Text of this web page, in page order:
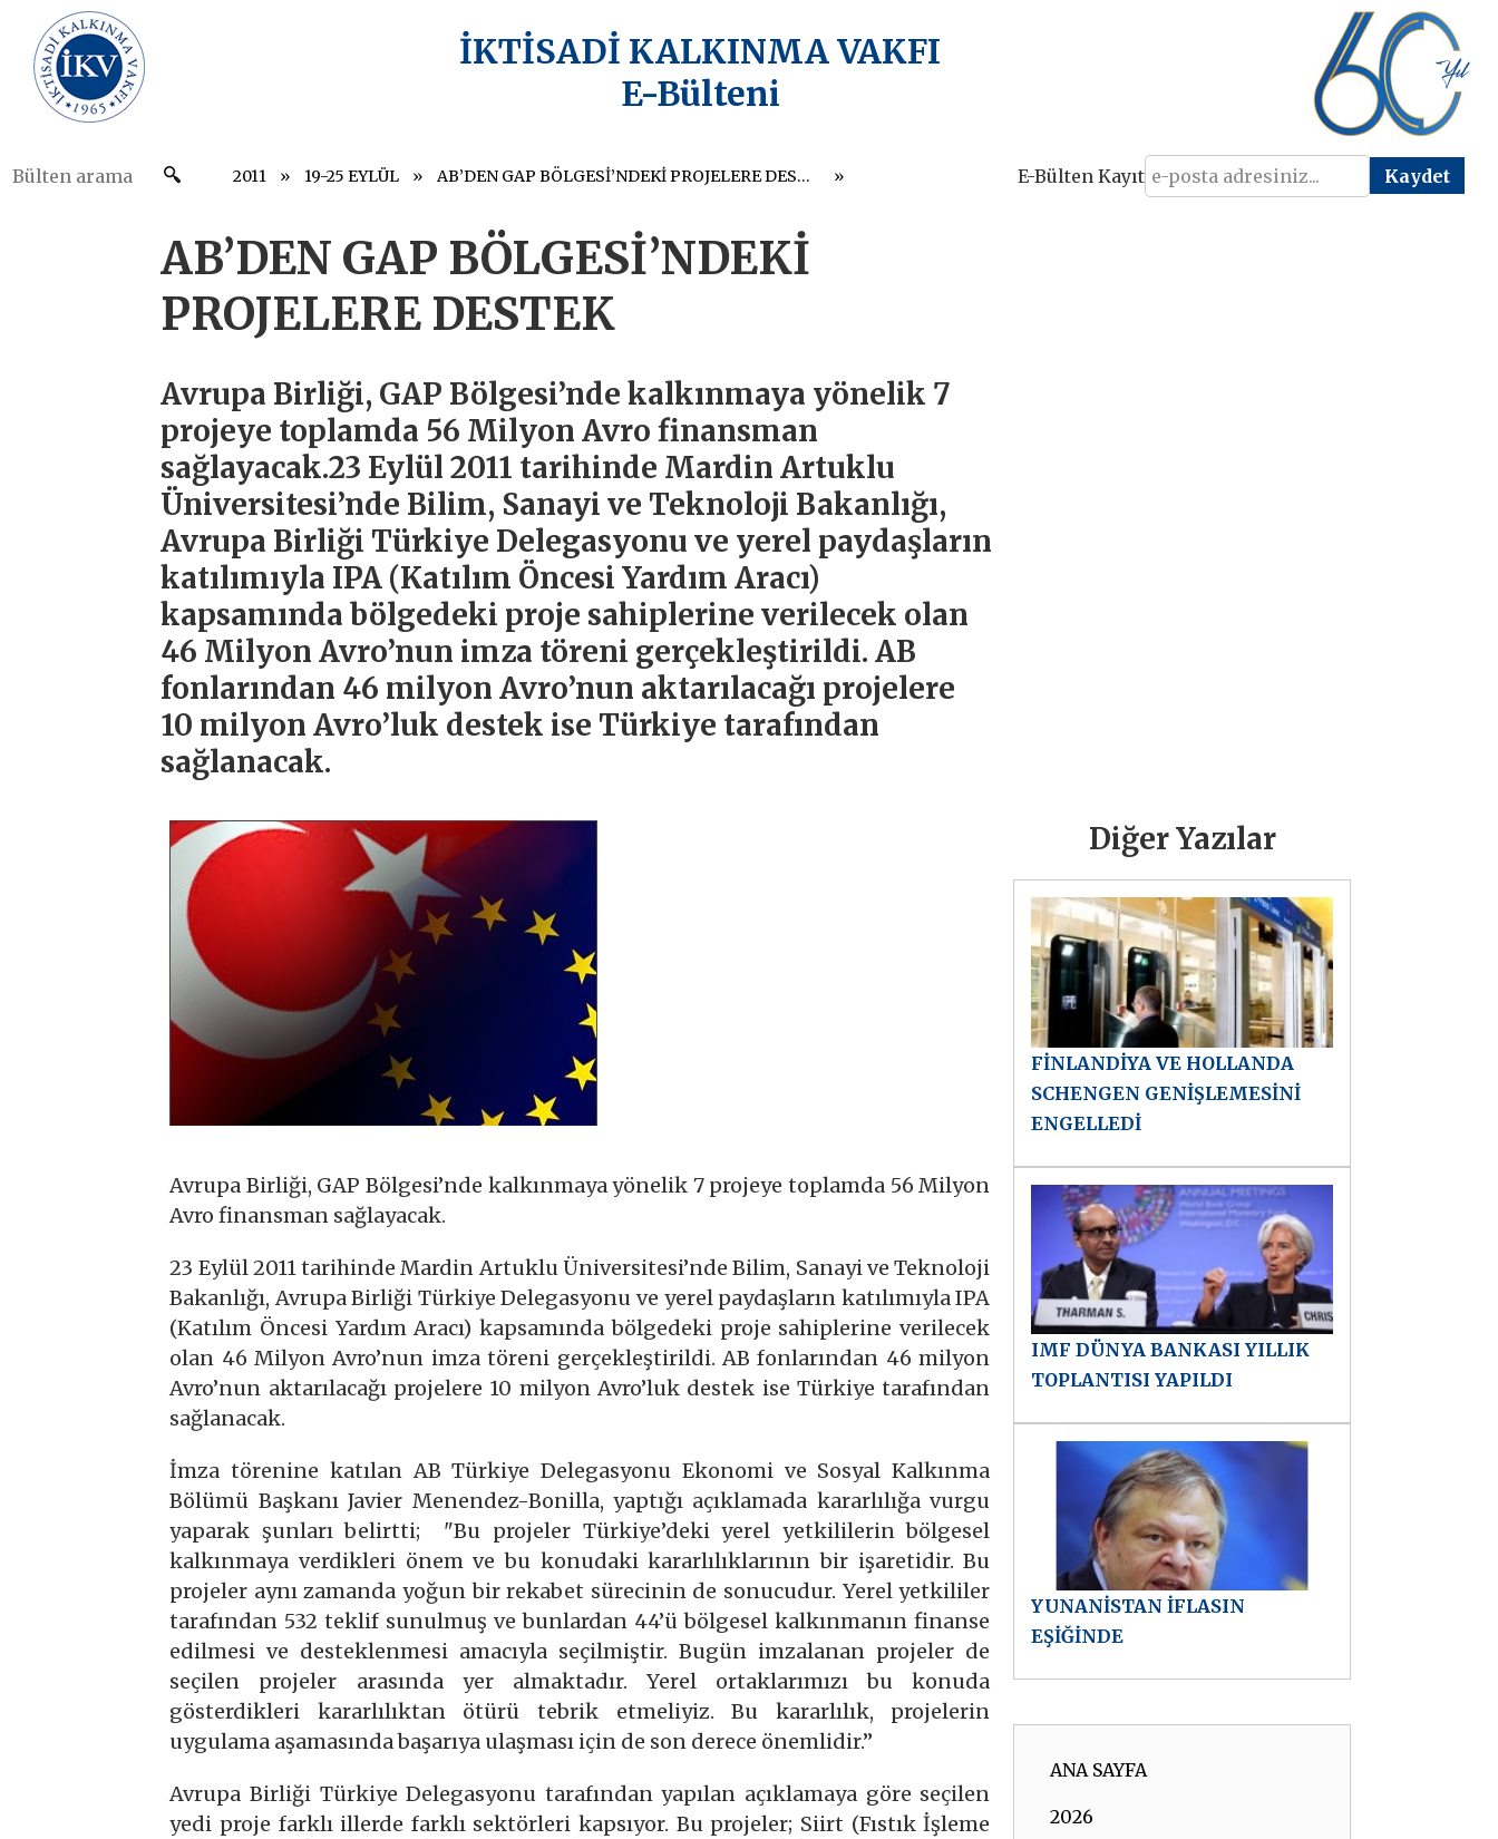
İKTİSADİ KALKINMA VAKFI
E-Bülteni
2011 19-25 EYLÜL AB’DEN GAP BÖLGESİ’NDEKİ PROJELERE DESTEK E-Bülten Kayıt
AB’DEN GAP BÖLGESİ’NDEKİ
PROJELERE DESTEK
Avrupa Birliği, GAP Bölgesi’nde kalkınmaya yönelik 7
projeye toplamda 56 Milyon Avro finansman
sağlayacak.23 Eylül 2011 tarihinde Mardin Artuklu
Üniversitesi’nde Bilim, Sanayi ve Teknoloji Bakanlığı,
Avrupa Birliği Türkiye Delegasyonu ve yerel paydaşların
katılımıyla IPA (Katılım Öncesi Yardım Aracı)
kapsamında bölgedeki proje sahiplerine verilecek olan
46 Milyon Avro’nun imza töreni gerçekleştirildi. AB
fonlarından 46 milyon Avro’nun aktarılacağı projelere
10 milyon Avro’luk destek ise Türkiye tarafından
sağlanacak.
Avrupa Birliği, GAP Bölgesi’nde kalkınmaya yönelik 7 projeye toplamda 56 Milyon
Avro finansman sağlayacak.
23 Eylül 2011 tarihinde Mardin Artuklu Üniversitesi’nde Bilim, Sanayi ve Teknoloji
Bakanlığı, Avrupa Birliği Türkiye Delegasyonu ve yerel paydaşların katılımıyla IPA
(Katılım Öncesi Yardım Aracı) kapsamında bölgedeki proje sahiplerine verilecek
olan 46 Milyon Avro’nun imza töreni gerçekleştirildi. AB fonlarından 46 milyon
Avro’nun aktarılacağı projelere 10 milyon Avro’luk destek ise Türkiye tarafından
sağlanacak.
İmza törenine katılan AB Türkiye Delegasyonu Ekonomi ve Sosyal Kalkınma
Bölümü Başkanı Javier Menendez-Bonilla, yaptığı açıklamada kararlılığa vurgu
yaparak şunları belirtti; "Bu projeler Türkiye’deki yerel yetkililerin bölgesel
kalkınmaya verdikleri önem ve bu konudaki kararlılıklarının bir işaretidir. Bu
projeler aynı zamanda yoğun bir rekabet sürecinin de sonucudur. Yerel yetkililer
tarafından 532 teklif sunulmuş ve bunlardan 44’ü bölgesel kalkınmanın finanse
edilmesi ve desteklenmesi amacıyla seçilmiştir. Bugün imzalanan projeler de
seçilen projeler arasında yer almaktadır. Yerel ortaklarımızı bu konuda
gösterdikleri kararlılıktan ötürü tebrik etmeliyiz. Bu kararlılık, projelerin
uygulama aşamasında başarıya ulaşması için de son derece önemlidir.”
Avrupa Birliği Türkiye Delegasyonu tarafından yapılan açıklamaya göre seçilen
yedi proje farklı illerde farklı sektörleri kapsıyor. Bu projeler; Siirt (Fıstık İşleme
Diğer Yazılar
FİNLANDİYA VE HOLLANDA
SCHENGEN GENİŞLEMESİNİ
ENGELLEDİ
IMF DÜNYA BANKASI YILLIK
TOPLANTISI YAPILDI
YUNANİSTAN İFLASIN
EŞİĞİNDE
ANA SAYFA
2026